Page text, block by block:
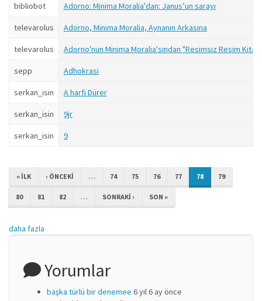
bibliobot Adorno: Minima Moralia'dan: Janus’un sarayı
televarolus Adorno, Minima Moralia, Aynanın Arkasına
televarolus Adorno'nun Minima Moralia'sından "Resimsiz Resim
sepp Adhokrasi
serkan_isin A harfi Dürer
serkan_isin 9jr
serkan_isin 9
« ILK ‹ ÖNCEKI … 74 75 76 77 78 79
80 81 82 … SONRAKI › SON »
daha fazla
Yorumlar
başka türlü bir denemee 6 yıl 6 ay önce